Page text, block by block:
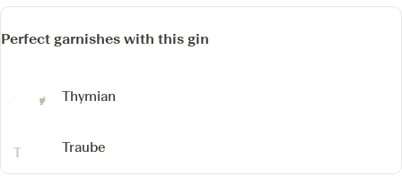
Perfect garnishes with this gin
Thymian
Traube